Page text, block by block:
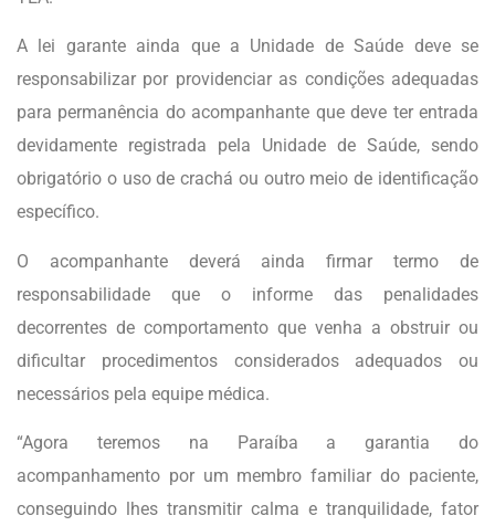
A lei garante ainda que a Unidade de Saúde deve se
responsabilizar por providenciar as condições adequadas
para permanência do acompanhante que deve ter entrada
devidamente registrada pela Unidade de Saúde, sendo
obrigatório o uso de crachá ou outro meio de identificação
específico.
O acompanhante deverá ainda firmar termo de
responsabilidade que o informe das penalidades
decorrentes de comportamento que venha a obstruir ou
dificultar procedimentos considerados adequados ou
necessários pela equipe médica.
“Agora teremos na Paraíba a garantia do
acompanhamento por um membro familiar do paciente,
conseguindo lhes transmitir calma e tranquilidade, fator